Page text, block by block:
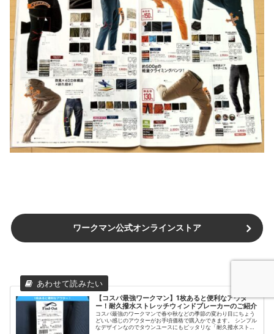
ワークマン公式オンラインストア
【コスパ最強ワークマン】1枚あると便利なアウタ
ー！耐久撥水ストレッチウィンドブレーカーのご紹介
コスパ最強のワークマンで春や秋などの季節の変わり目にちょう
どいい感じのアウターがお手頃価格で購入かできます。 シンプル
なデザインなのでタウンユースにもピッタリな「耐久撥水ストレ